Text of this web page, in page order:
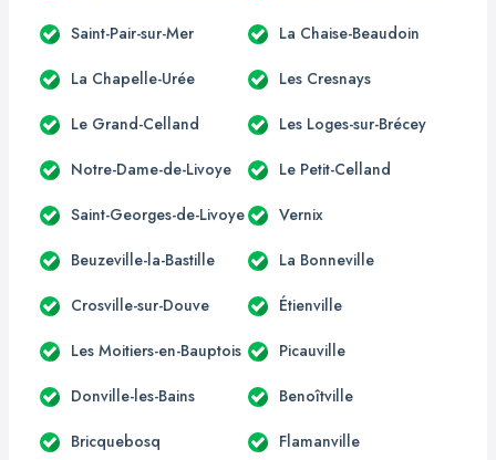
Saint-Pair-sur-Mer La Chaise-Beaudoin
La Chapelle-Urée Les Cresnays
Le Grand-Celland Les Loges-sur-Brécey
Notre-Dame-de-Livoye Le Petit-Celland
Saint-Georges-de-Livoye Vernix
Beuzeville-la-Bastille La Bonneville
Crosville-sur-Douve Étienville
Les Moitiers-en-Bauptois Picauville
Donville-les-Bains Benoîtville
Bricquebosq Flamanville